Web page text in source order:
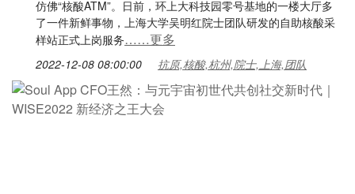
仿佛“核酸ATM”。日前，环上大科技园零号基地的一楼大厅多
了一件新鲜事物，上海大学吴明红院士团队研发的自助核酸采
样站正式上岗服务……更多
2022-12-08 08:00:00 抗原,核酸,杭州,院士,上海,团队